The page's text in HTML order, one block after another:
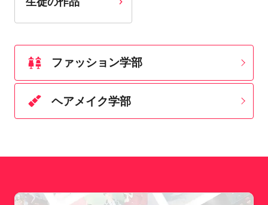
ファッション学部
ヘアメイク学部